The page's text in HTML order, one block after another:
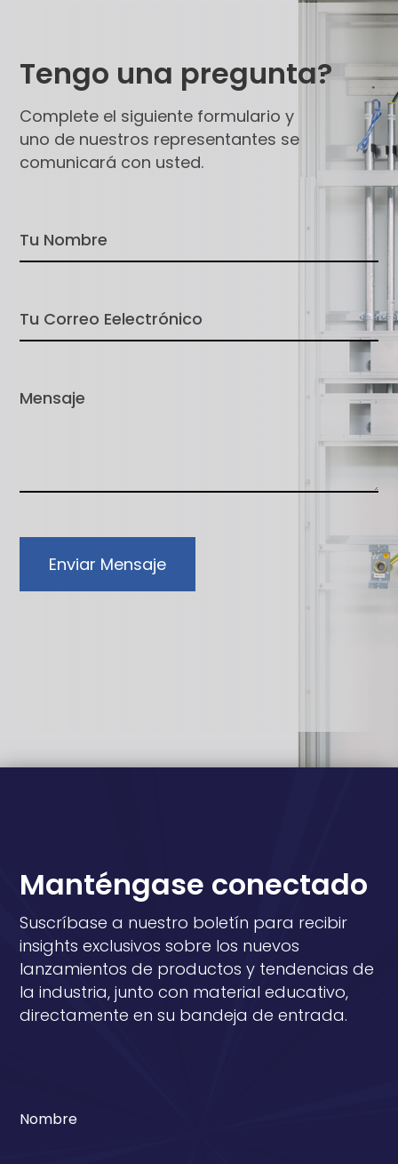
Tengo una pregunta?
Complete el siguiente formulario y
uno de nuestros representantes se
comunicará con usted.
Enviar Mensaje
Manténgase conectado
Suscríbase a nuestro boletín para recibir
insights exclusivos sobre los nuevos
lanzamientos de productos y tendencias de
la industria, junto con material educativo,
directamente en su bandeja de entrada.
Nombre